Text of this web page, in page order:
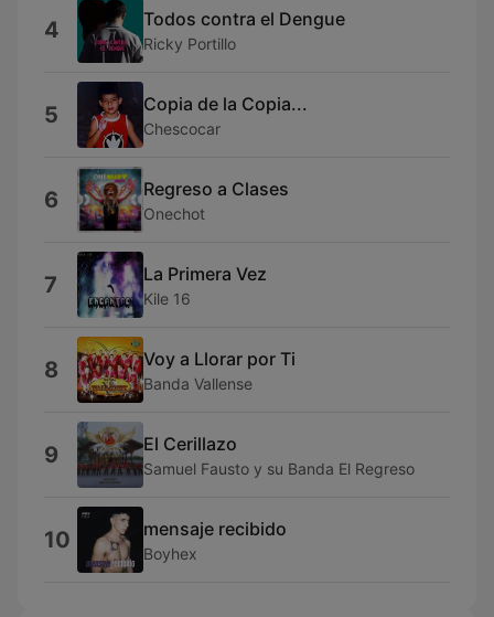
4 Todos contra el Dengue
Ricky Portillo
5 Copia de la Copia...
Chescocar
6 Regreso a Clases
Onechot
7 La Primera Vez
Kile 16
8 Voy a Llorar por Ti
Banda Vallense
9 El Cerillazo
Samuel Fausto y su Banda El Regreso
10 mensaje recibido
Boyhex